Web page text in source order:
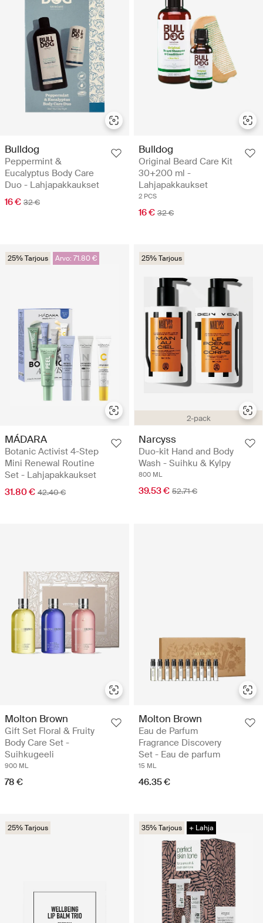
Bulldog
Peppermint &
Eucalyptus Body Care
Duo - Lahjapakkaukset
16 € 32 €
Bulldog
Original Beard Care Kit
30+200 ml -
Lahjapakkaukset
2 PCS
16 € 32 €
25% Tarjous Arvo: 71.80 €
MÁDARA
Botanic Activist 4-Step
Mini Renewal Routine
Set - Lahjapakkaukset
31.80 € 42.40 €
2-pack
25% Tarjous
Narcyss
Duo-kit Hand and Body
Wash - Suihku & Kylpy
800 ML
39.53 € 52.71 €
Molton Brown
Gift Set Floral & Fruity
Body Care Set -
Suihkugeeli
900 ML
78 €
Molton Brown
Eau de Parfum
Fragrance Discovery
Set - Eau de parfum
15 ML
46.35 €
25% Tarjous 35% Tarjous + Lahja